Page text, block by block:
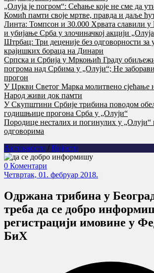
„Олуја је погром“: Сећање које не сме да
Комић памти своје мртве, правда и даље
Линта: Томпсон и 30.000 Хрвата славили
и убијање Срба у злочиначкој акцији
Штрбац: Три деценије без одговорности за
крајишких бораца на Динари
Српска и Србија у Мркоњић Граду
погрома над Србима у „Олуји“; Не
прогон
У Цркви Светог Марка молитвено сјећање
Народ живи док памти
У Скупштини Србије трибина поводом
годишњице прогона Срба у „Олуји“
Породице несталих и погинулих у „Олуји“
одговорима
Активности / Вијести
0 Коментари
Четвртак, 01. фебруар 2018.
Oдржана трибина у
треба да се добро
регистрацији имовине у
БиХ